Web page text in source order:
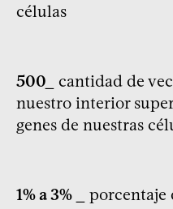
células
500_
cantidad de
nuestro interior
genes de nuestras
1% a 3% _
porcentaje